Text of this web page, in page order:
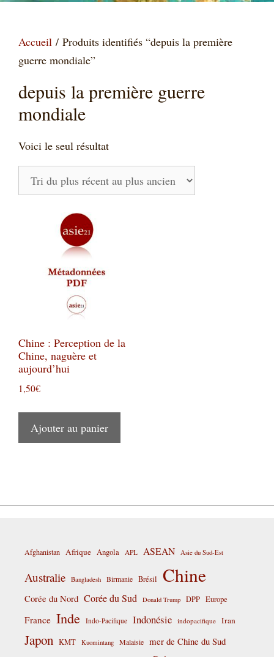
Accueil / Produits identifiés “depuis la première
guerre mondiale”
depuis la première guerre
mondiale
Voici le seul résultat
Chine : Perception de la
Chine, naguère et
aujourd’hui
1,50€
Ajouter au panier
Afghanistan Afrique Angola APL ASEAN Asie du Sud-Est
Australie Bangladesh Birmanie Brésil Chine
Corée du Nord Corée du Sud Donald Trump DPP Europe
France Inde Indo-Pacifique Indonésie indopacifique Iran
Japon KMT Kuomintang Malaisie mer de Chine du Sud